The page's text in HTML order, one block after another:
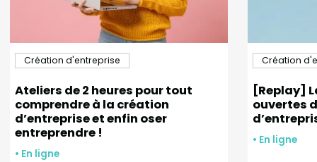
Création d'entreprise
Ateliers de 2 heures pour tout
comprendre à la création
d’entreprise et enfin oser
entreprendre !
• En ligne
Création
[Replay]
ouvertes
• En ligne